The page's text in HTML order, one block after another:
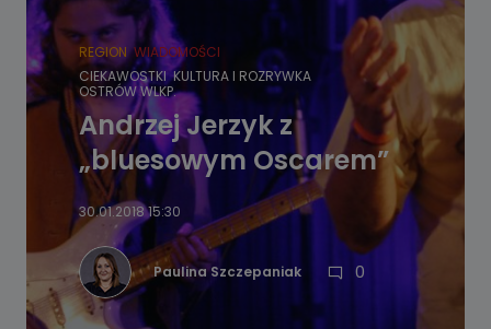
REGION WIADOMOŚCI
CIEKAWOSTKI KULTURA I ROZRYWKA
OSTRÓW WLKP.
Andrzej Jerzyk z
„bluesowym Oscarem”
30.01.2018 15:30
Paulina Szczepaniak 0